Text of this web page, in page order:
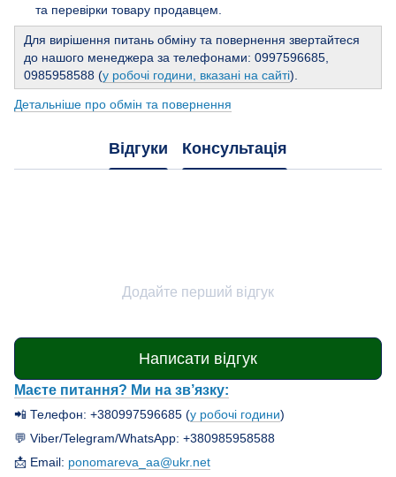
та перевірки товару продавцем.
Для вирішення питань обміну та повернення звертайтеся
до нашого менеджера за телефонами: 0997596685,
0985958588 (у робочі години, вказані на сайті).
Детальніше про обмін та повернення
Відгуки Консультація
Додайте перший відгук
Написати відгук
Маєте питання? Ми на зв’язку:
📲 Телефон: +380997596685 (у робочі години)
💬 Viber/Telegram/WhatsApp: +380985958588
📩 Email: ponomareva_aa@ukr.net